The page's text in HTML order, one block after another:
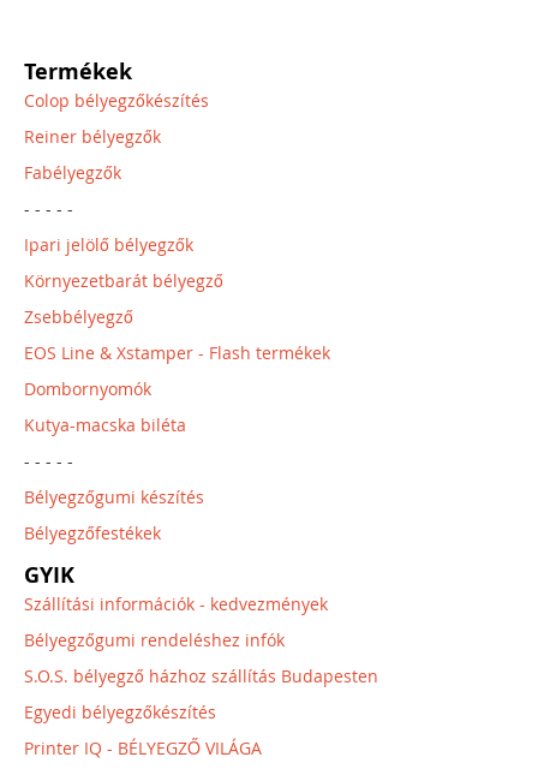
Termékek
Colop bélyegzőkészítés
Reiner bélyegzők
Fabélyegzők
- - - - -
Ipari jelölő bélyegzők
Környezetbarát bélyegző
Zsebbélyegző
EOS Line & Xstamper - Flash termékek
Dombornyomók
Kutya-macska biléta
- - - - -
Bélyegzőgumi készítés
Bélyegzőfestékek
GYIK
Szállítási információk - kedvezmények
Bélyegzőgumi rendeléshez infók
S.O.S. bélyegző házhoz szállítás Budapesten
Egyedi bélyegzőkészítés
Printer IQ - BÉLYEGZŐ VILÁGA